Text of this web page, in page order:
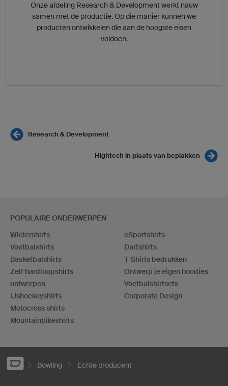
Onze afdeling Research & Development werkt nauw
samen met de productie. Op die manier kunnen we
producten ontwikkelen die aan de hoogste eisen
voldoen.
Research & Development
Hightech in plaats van beplakken
POPULAIRE ONDERWERPEN
Wielershirts
Voetbalshirts
Basketbalshirts
Zelf hardloopshirts
ontwerpen
IJshockeyshirts
Motocross shirts
Mountainbikeshirts
eSportshirts
Dartshirts
T-Shirts bedrukken
Ontwerp je eigen hoodies
Voetbalshirtsets
Corporate Design
Bowling Echte producent